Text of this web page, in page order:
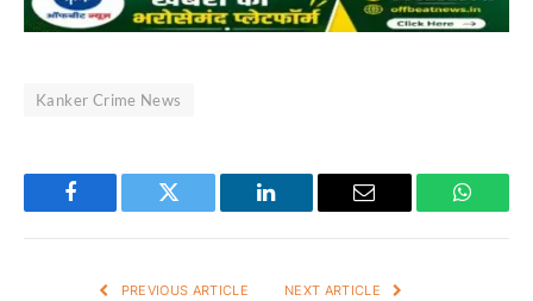
Kanker Crime News
Facebook Twitter LinkedIn Email
PREVIOUS ARTICLE NEXT ARTICLE